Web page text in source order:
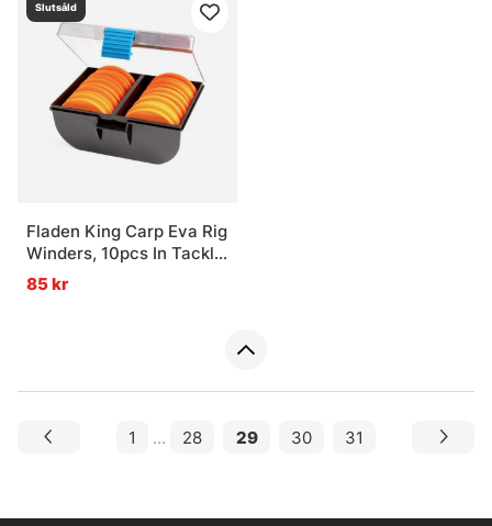
Slutsåld
Fladen King Carp Eva Rig
Winders, 10pcs In Tackle
Box
85 kr
1 ... 28 29 30 31